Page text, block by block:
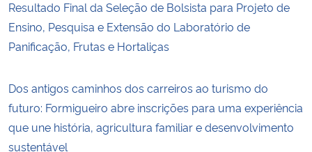
Resultado Final da Seleção de Bolsista para Projeto de
Ensino, Pesquisa e Extensão do Laboratório de
Panificação, Frutas e Hortaliças
Dos antigos caminhos dos carreiros ao turismo do
futuro: Formigueiro abre inscrições para uma experiência
que une história, agricultura familiar e desenvolvimento
sustentável